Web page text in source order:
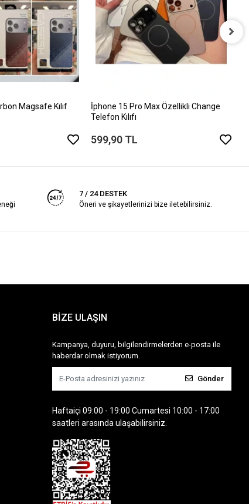
Magsafe Kılıf
İphone 15 Pro Max Özellikli Change
Telefon Kılıfı
599,90 TL
7 / 24 DESTEK
Öneri ve şikayetlerinizi bize iletebilirsiniz.
BİZE ULAŞIN
Kampanya, duyuru, bilgilendirmelerden e-posta ile
haberdar olmak istiyorum.
Gönder
Haftaiçi 09:00 - 19:00 Cumartesi 10:00 - 17:00
saatleri arasında ulaşabilirsiniz.